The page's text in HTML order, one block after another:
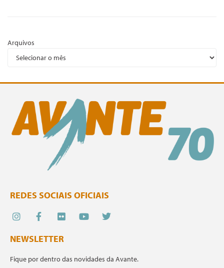
Arquivos
REDES SOCIAIS OFICIAIS
NEWSLETTER
Fique por dentro das novidades da Avante.